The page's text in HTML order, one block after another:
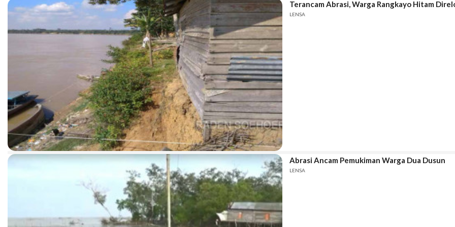
Terancam Abrasi, Warga Rangkayo Hitam
LENSA
Abrasi Ancam Pemukiman Warga Dua Dusun
LENSA